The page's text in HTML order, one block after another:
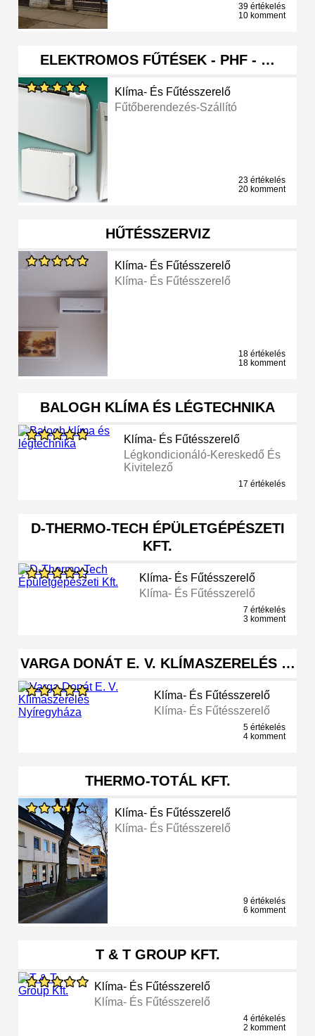
39 értékelés
10 komment
ELEKTROMOS FŰTÉSEK - PHF - …
Klíma- És Fűtésszerelő
Fűtőberendezés-Szállító
23 értékelés
20 komment
HŰTÉSSZERVIZ
Klíma- És Fűtésszerelő
Klíma- És Fűtésszerelő
18 értékelés
18 komment
BALOGH KLÍMA ÉS LÉGTECHNIKA
Klíma- És Fűtésszerelő
Légkondicionáló-Kereskedő És
Kivitelező
17 értékelés
D-THERMO-TECH ÉPÜLETGÉPÉSZETI
KFT.
Klíma- És Fűtésszerelő
Klíma- És Fűtésszerelő
7 értékelés
3 komment
VARGA DONÁT E. V. KLÍMASZERELÉS …
Klíma- És Fűtésszerelő
Klíma- És Fűtésszerelő
5 értékelés
4 komment
THERMO-TOTÁL KFT.
Klíma- És Fűtésszerelő
Klíma- És Fűtésszerelő
9 értékelés
6 komment
T & T GROUP KFT.
Klíma- És Fűtésszerelő
Klíma- És Fűtésszerelő
4 értékelés
2 komment